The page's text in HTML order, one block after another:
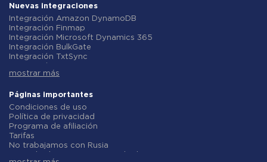
Integración ClickUp
Integración Airtable
Integración Google Contacts
Integración OpenAI (ChatGPT)
Integración Instagram
Integración ActiveCampaign
Integración Typeform
Integración Salesforce CRM
Integración Notion
Integración AWeber
Integración Asana
Integración ZOHO CRM
Integración Webhooks
Integración GetResponse
Integración WooCommerce
Nuevas integraciones
Integración Amazon DynamoDB
Integración Finmap
Integración Microsoft Dynamics 365
Integración BulkGate
Integración TxtSync
Integración Corezoid
Integración Instasent
Integración AtomPark
Integración TXTImpact
Integración Campaign Monitor
Integración CM.com
Integración D7 Networks
Integración SMS.to
mostrar más
Páginas importantes
Condiciones de uso
Política de privacidad
Programa de afiliación
Tarifas
No trabajamos con Rusia